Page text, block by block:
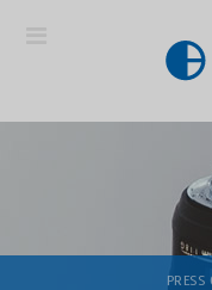
PRESS